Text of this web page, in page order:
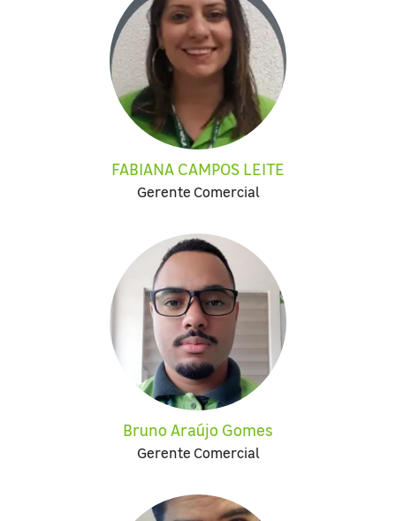
FABIANA CAMPOS LEITE
Gerente Comercial
Bruno Araújo Gomes
Gerente Comercial